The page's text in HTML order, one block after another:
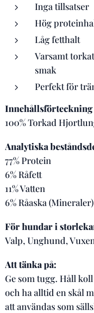
Inga tillsatser
Hög
Låg fetthalt
Varsamt
smak
Perfekt för
Innehållsförteckning
100% Torkad
Analytiska
77% Protein
6% Råfett
11% Vatten
6% Råaska (Mineraler)
För hundar i
Valp, Unghund,
Att tänka på:
Ge som tugg. Håll
och ha alltid en skål
att användas som